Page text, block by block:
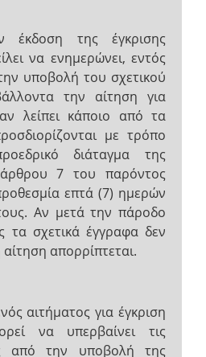
της έγκρισης
να ενημερώνει, εντός
υποβολή του σχετικού
την αίτηση για
λείπει κάποιο από τα
με τρόπο
διάταγμα της
7 του παρόντος
επτά (7) ημερών
Αν μετά την πάροδο
τα σχετικά έγγραφα δεν
απορρίπτεται.
αιτήματος για έγκριση
να υπερβαίνει τις
από την υποβολή της